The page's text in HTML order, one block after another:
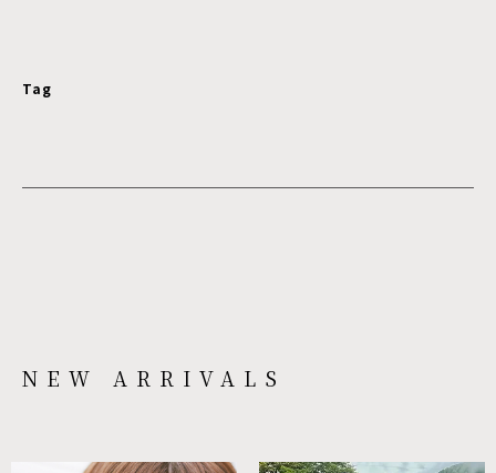
Tag
NEW ARRIVALS